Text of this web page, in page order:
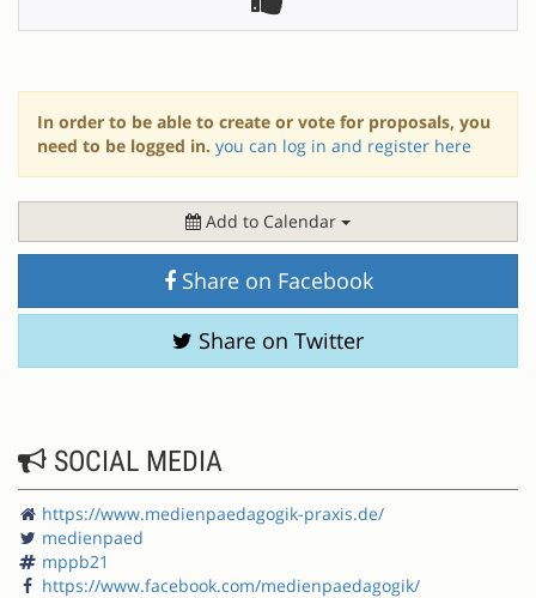
In order to be able to create or vote for proposals, you
need to be logged in. you can log in and register here
Add to Calendar
Share on Facebook
Share on Twitter
SOCIAL MEDIA
https://www.medienpaedagogik-praxis.de/
medienpaed
mppb21
https://www.facebook.com/medienpaedagogik/